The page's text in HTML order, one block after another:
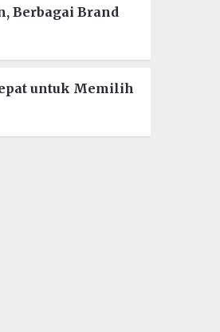
Berbagai Brand
untuk Memilih